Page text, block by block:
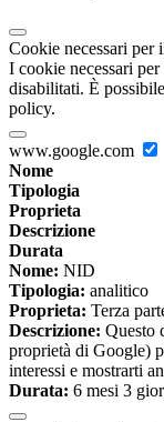
Cookie necessari per
I cookie necessari
disabilitati. È
policy.
www.google.com
Nome
Tipologia
Proprieta
Descrizione
Durata
Nome: NID
Tipologia: analitico
Proprieta: Terza
Descrizione: Questo
proprietà di Google)
interessi e mostrarti
Durata: 6 mesi 3